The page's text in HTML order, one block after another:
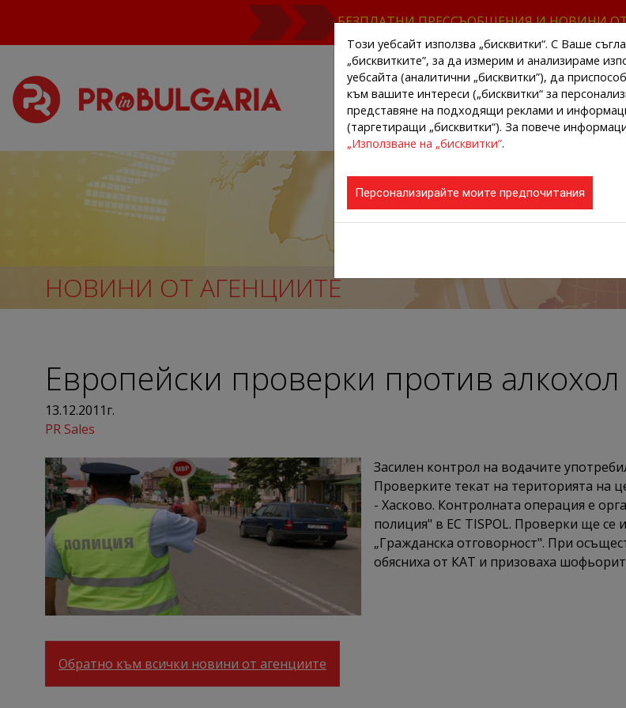
БЕЗПЛАТНИ ПРЕССЪОБЩЕНИЯ И НОВИНИ
НАЧАЛО НОВИНИ ОТ
НОВИНИ ОТ АГЕНЦИИТЕ
Европейски проверки против
13.12.2011г.
PR Sales
Засилен контрол на водачите
Проверките текат на територията на
- Хасково. Контролната операция е
полиция" в ЕС TISPOL. Проверки ще се
„Гражданска отговорност". При
обясниха от КАТ и призоваха
Обратно към всички новини от агенциите
Този уебсайт използва „бисквитки“. С Ваше
„бисквитките”, за да измерим и анализираме
уебсайта (аналитични „бисквитки”), да
към вашите интереси („бисквитки“ за
представяне на подходящи реклами и
(таргетиращи „бисквитки“). За повече
„Използване на „бисквитки”.
Персонализирайте моите предпочитания